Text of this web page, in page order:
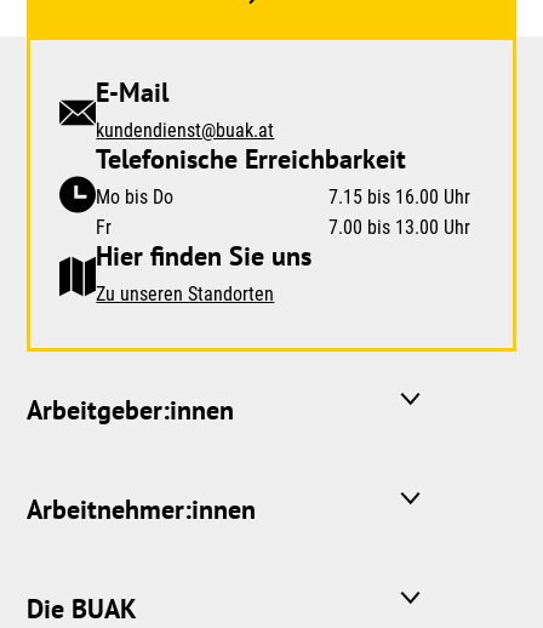
E-Mail
kundendienst@buak.at
Telefonische Erreichbarkeit
Mo bis Do
7.15 bis 16.00 Uhr
Fr
7.00 bis 13.00 Uhr
Hier finden Sie uns
Zu unseren Standorten
Arbeitgeber:innen
Arbeitnehmer:innen
Die BUAK